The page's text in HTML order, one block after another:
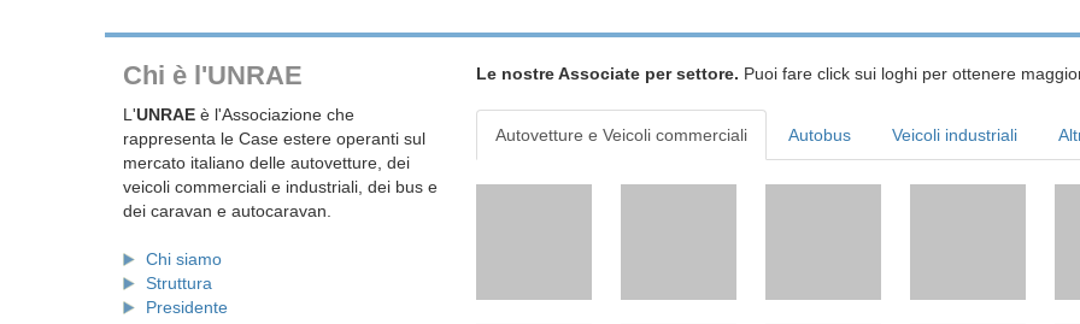
Chi è l'UNRAE
L'UNRAE è l'Associazione che
rappresenta le Case estere operanti sul
mercato italiano delle autovetture, dei
veicoli commerciali e industriali, dei bus e
dei caravan e autocaravan.
Chi siamo
Struttura
Presidente
Le nostre Associate per settore. Puoi fare click sui loghi per ottenere
Autovetture e Veicoli commerciali Autobus Veicoli industriali